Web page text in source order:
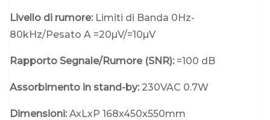
Livello di rumore: Limiti di Banda 0Hz-
80kHz/Pesato A =20µV/=10µV
Rapporto Segnale/Rumore (SNR): =100 dB
Assorbimento in stand-by: 230VAC 0.7W
Dimensioni:AxLxP 168x450x550mm